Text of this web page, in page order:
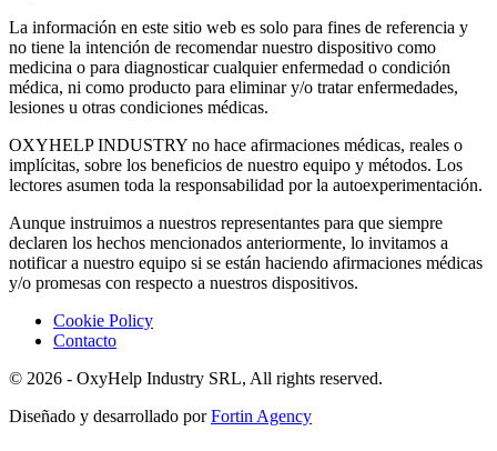
La información en este sitio web es solo para fines de referencia y
no tiene la intención de recomendar nuestro dispositivo como
medicina o para diagnosticar cualquier enfermedad o condición
médica, ni como producto para eliminar y/o tratar enfermedades,
lesiones u otras condiciones médicas.
OXYHELP INDUSTRY no hace afirmaciones médicas, reales o
implícitas, sobre los beneficios de nuestro equipo y métodos. Los
lectores asumen toda la responsabilidad por la autoexperimentación.
Aunque instruimos a nuestros representantes para que siempre
declaren los hechos mencionados anteriormente, lo invitamos a
notificar a nuestro equipo si se están haciendo afirmaciones médicas
y/o promesas con respecto a nuestros dispositivos.
Cookie Policy
Contacto
© 2026 - OxyHelp Industry SRL, All rights reserved.
Diseñado y desarrollado porFortin Agency